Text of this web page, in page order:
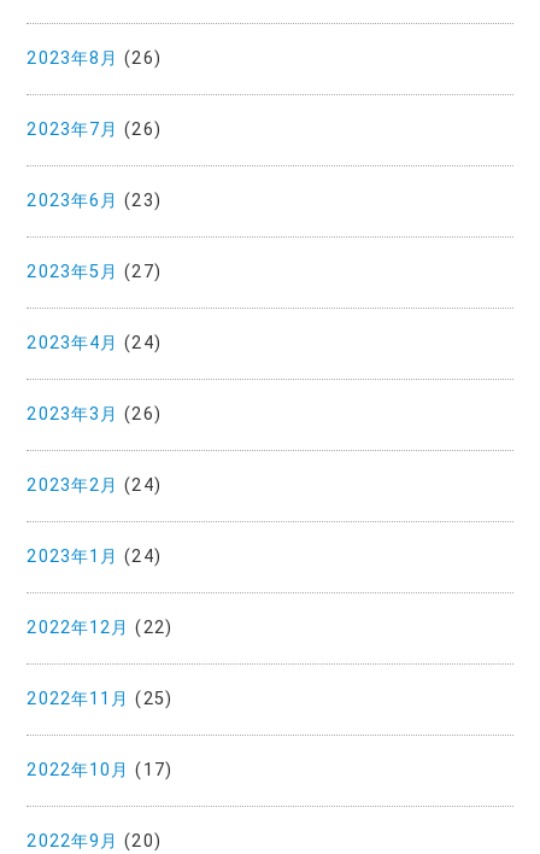
2023年8月 (26)
2023年7月 (26)
2023年6月 (23)
2023年5月 (27)
2023年4月 (24)
2023年3月 (26)
2023年2月 (24)
2023年1月 (24)
2022年12月 (22)
2022年11月 (25)
2022年10月 (17)
2022年9月 (20)